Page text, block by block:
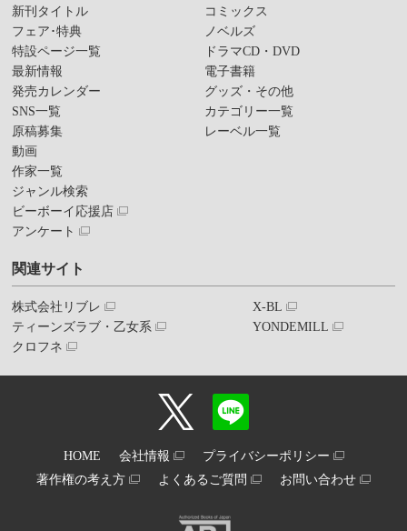
新刊タイトル
フェア･特典
特設ページ一覧
最新情報
発売カレンダー
SNS一覧
原稿募集
動画
作家一覧
ジャンル検索
ビーボーイ応援店
アンケート
コミックス
ノベルズ
ドラマCD・DVD
電子書籍
グッズ・その他
カテゴリー一覧
レーベル一覧
関連サイト
株式会社リブレ
ティーンズラブ・乙女系
クロフネ
X-BL
YONDEMILL
HOME 会社情報
プライバシーポリシー
著作権の考え方
よくあるご質問 お問い合わせ